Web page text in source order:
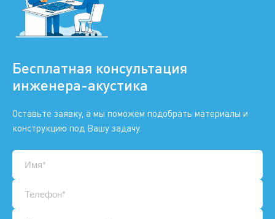
Бесплатная консультация
инженера-акустика
Оставьте заявку, а мы поможем подобрать материалы и
конструкцию под Вашу задачу.